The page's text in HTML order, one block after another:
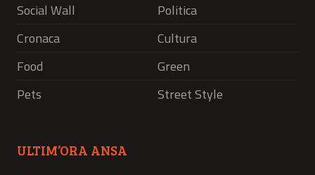
Social Wall
Politica
Cronaca
Cultura
Food
Green
Pets
Street Style
ULTIM’ORA ANSA